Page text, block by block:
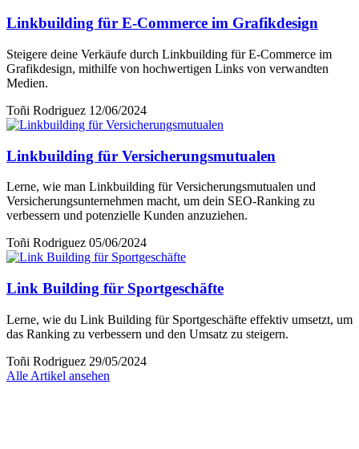
Linkbuilding für E-Commerce im Grafikdesign
Steigere deine Verkäufe durch Linkbuilding für E-Commerce im
Grafikdesign, mithilfe von hochwertigen Links von verwandten
Medien.
Toñi Rodriguez 12/06/2024
Linkbuilding für Versicherungsmutualen
Lerne, wie man Linkbuilding für Versicherungsmutualen und
Versicherungsunternehmen macht, um dein SEO-Ranking zu
verbessern und potenzielle Kunden anzuziehen.
Toñi Rodriguez 05/06/2024
Link Building für Sportgeschäfte
Lerne, wie du Link Building für Sportgeschäfte effektiv umsetzt, um
das Ranking zu verbessern und den Umsatz zu steigern.
Toñi Rodriguez 29/05/2024
Alle Artikel ansehen